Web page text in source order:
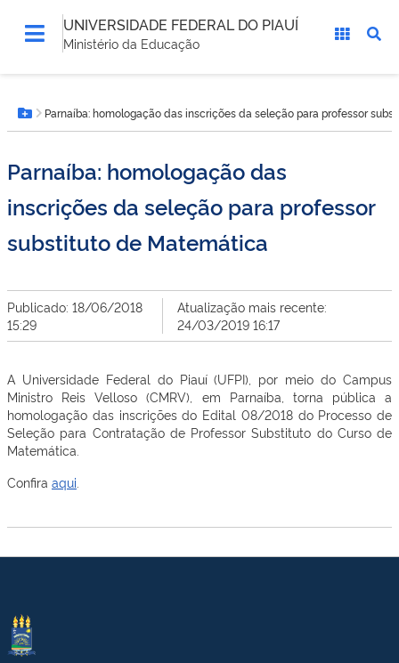
UNIVERSIDADE FEDERAL DO PIAUÍ
Ministério da Educação
está
aqui:Botão Menu
Parnaíba: homologação das inscrições da seleção para professor
Parnaíba: homologação das
inscrições da seleção para professor
substituto de Matemática
Publicado: 18/06/2018
15:29
Atualização mais recente:
24/03/2019 16:17
A Universidade Federal do Piauí (UFPI), por meio do Campus
Ministro Reis Velloso (CMRV), em Parnaíba, torna pública a
homologação das inscrições do Edital 08/2018 do Processo de
Seleção para Contratação de Professor Substituto do Curso de
Matemática.
Confira aqui